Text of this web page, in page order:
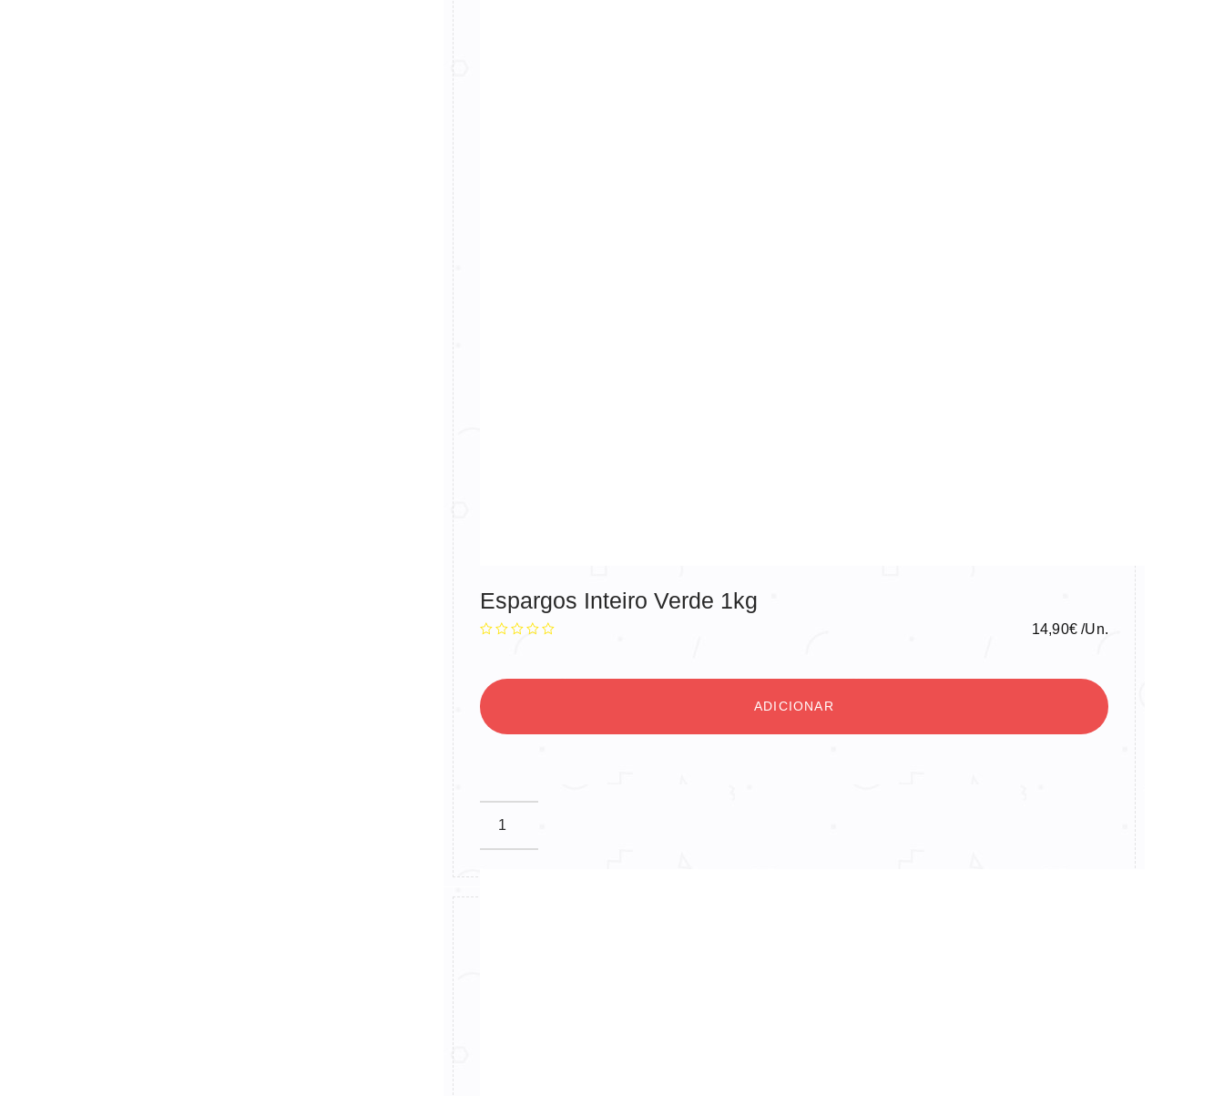
Espargos Inteiro Verde 1kg
14,90€ /Un.
ADICIONAR